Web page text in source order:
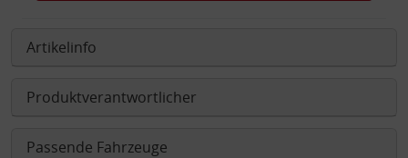
Artikelinfo
Produktverantwortlicher
Passende Fahrzeuge